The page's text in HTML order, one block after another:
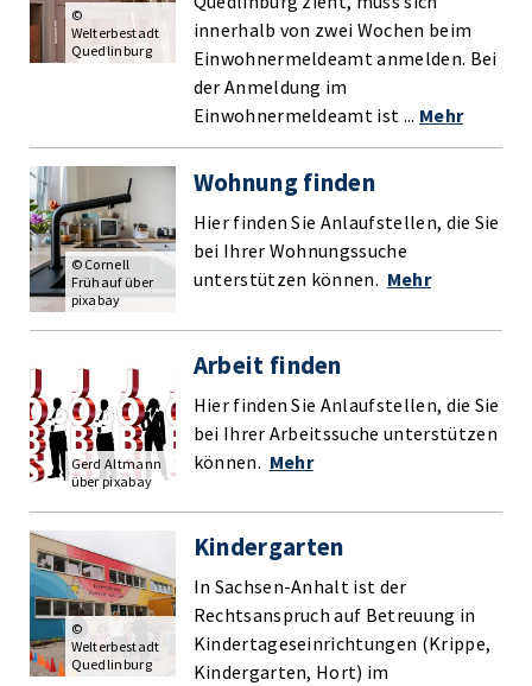
innerhalb von zwei Wochen beim
Einwohnermeldeamt anmelden. Bei
der Anmeldung im
Einwohnermeldeamt ist ... Mehr
©
Welterbestadt
Quedlinburg
Wohnung finden
Hier finden Sie Anlaufstellen, die Sie
bei Ihrer Wohnungssuche
unterstützen können. Mehr
© Cornell
Frühauf über
pixabay
Arbeit finden
Hier finden Sie Anlaufstellen, die Sie
bei Ihrer Arbeitssuche unterstützen
können. Mehr
Gerd Altmann
über pixabay
Kindergarten
In Sachsen-Anhalt ist der
Rechtsanspruch auf Betreuung in
Kindertageseinrichtungen (Krippe,
Kindergarten, Hort) im
©
Welterbestadt
Quedlinburg